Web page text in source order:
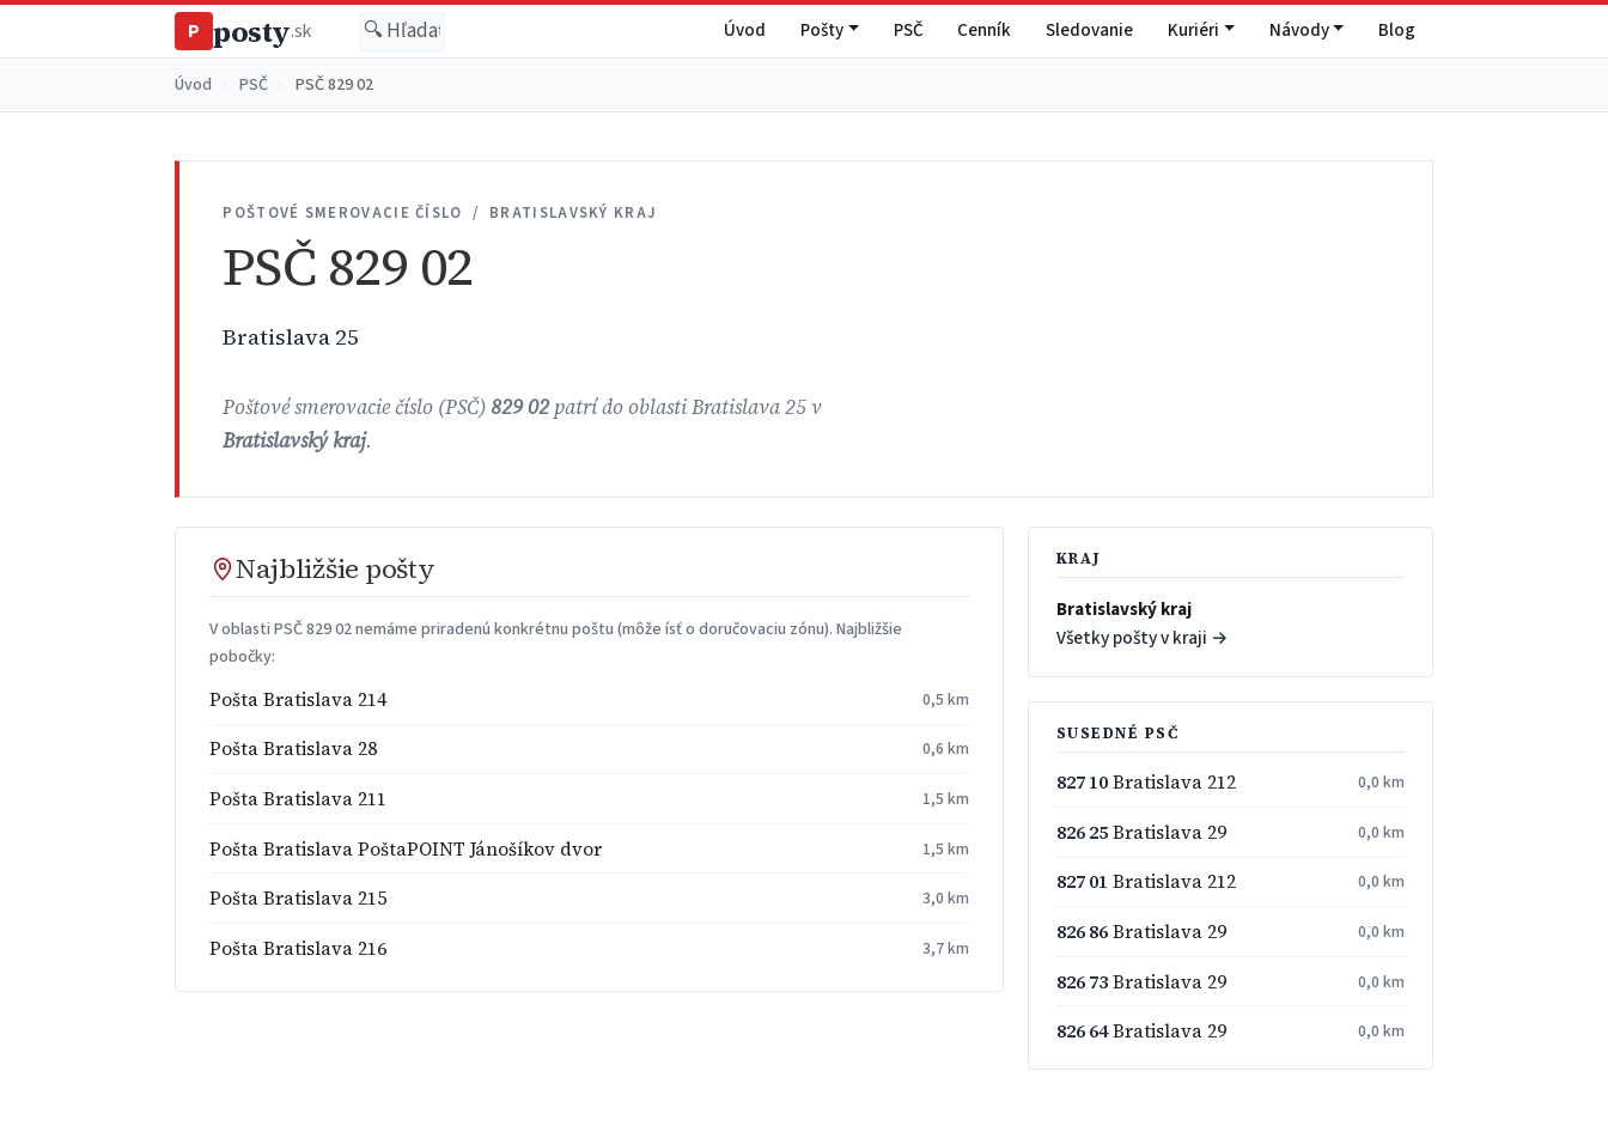
P posty.sk Úvod Pošty PSČ Cenník Sledovanie Kuriéri Návody Blog
Úvod PSČ PSČ 829 02
POŠTOVÉ SMEROVACIE ČÍSLO / BRATISLAVSKÝ KRAJ
PSČ 829 02
Bratislava 25
Poštové smerovacie číslo (PSČ) 829 02patrí do oblasti Bratislava 25 v
Bratislavský kraj.
Najbližšie pošty
V oblasti PSČ 829 02 nemáme priradenú konkrétnu poštu (môže ísť o doručovaciu zónu). Najbližšie
pobočky:
Pošta Bratislava 214 0,5 km
Pošta Bratislava 28 0,6 km
Pošta Bratislava 211 1,5 km
Pošta Bratislava PoštaPOINT Jánošíkov dvor 1,5 km
Pošta Bratislava 215 3,0 km
Pošta Bratislava 216 3,7 km
KRAJ
Bratislavský kraj
Všetky pošty v kraji →
SUSEDNÉ PSČ
827 10Bratislava 212 0,0 km
826 25Bratislava 29 0,0 km
827 01 Bratislava 212 0,0 km
826 86Bratislava 29 0,0 km
826 73Bratislava 29 0,0 km
826 64Bratislava 29 0,0 km